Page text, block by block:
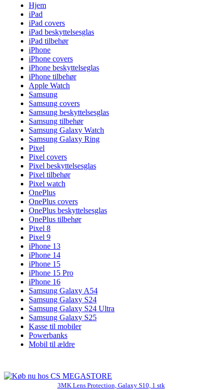
Hjem
iPad
iPad covers
iPad beskyttelsesglas
iPad tilbehør
iPhone
iPhone covers
iPhone beskyttelseglas
iPhone tilbehør
Apple Watch
Samsung
Samsung covers
Samsung beskyttelsesglas
Samsung tilbehør
Samsung Galaxy Watch
Samsung Galaxy Ring
Pixel
Pixel covers
Pixel beskyttelsesglas
Pixel tilbehør
Pixel watch
OnePlus
OnePlus covers
OnePlus beskyttelsesglas
OnePlus tilbehør
Pixel 8
Pixel 9
iPhone 13
iPhone 14
iPhone 15
iPhone 15 Pro
iPhone 16
Samsung Galaxy A54
Samsung Galaxy S24
Samsung Galaxy S24 Ultra
Samsung Galaxy S25
Kasse til mobiler
Powerbanks
Mobil til ældre
3MK Lens Protection, Galaxy S10, 1 stk